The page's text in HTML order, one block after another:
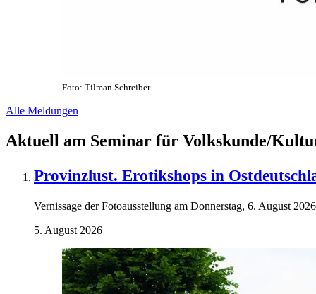
Foto: Tilman Schreiber
Alle Meldungen
Aktuell am Seminar für Volkskunde/
Provinzlust. Erotikshops in
Vernissage der Fotoausstellung am Donnerstag, 6. August
5. August 2026